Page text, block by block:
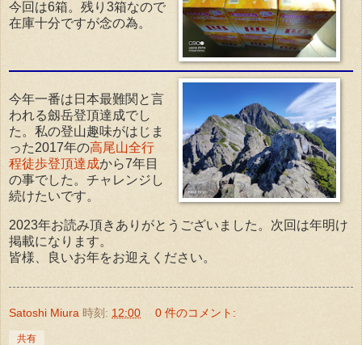
今回は6箱。残り3箱なので
在庫十分ですが念の為。
今年一番は日本最難関と言
われる劔岳登頂達成でし
た。私の登山趣味がはじま
った2017年の高尾山全行
程徒歩登頂達成から7年目
の事でした。チャレンジし
続けたいです。
2023年お読み頂きありがとうございました。次回は年明け
掲載になります。
皆様、良いお年をお迎えください。
Satoshi Miura 時刻: 12:00 0 件のコメント:
共有